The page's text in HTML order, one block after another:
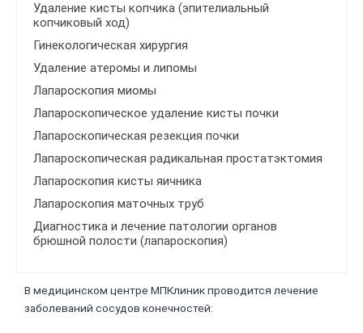
В медицинском центре МПКлиник проводится лечение
заболеваний сосудов конечностей:
Удаление кисты копчика (эпителиальный
копчиковый ход)
Гинекологическая хирургия
Удаление атеромы и липомы
Лапароскопия миомы
Лапароскопическое удаление кисты почки
Лапароскопическая резекция почки
Лапароскопическая радикальная простатэктомия
Лапароскопия кисты яичника
Лапароскопия маточных труб
Диагностика и лечение патологии органов
брюшной полости (лапароскопия)